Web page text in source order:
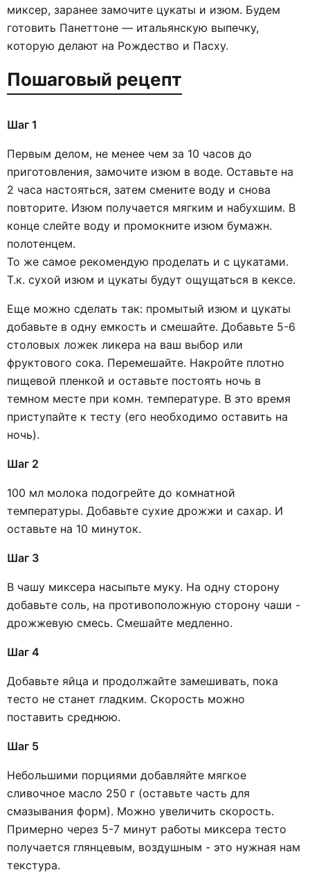
миксер, заранее замочите цукаты и изюм. Будем
готовить Панеттоне — итальянскую выпечку,
которую делают на Рождество и Пасху.
Пошаговый рецепт
Шаг 1
Первым делом, не менее чем за 10 часов до
приготовления, замочите изюм в воде. Оставьте на
2 часа настояться, затем смените воду и снова
повторите. Изюм получается мягким и набухшим. В
конце слейте воду и промокните изюм бумажн.
полотенцем.
То же самое рекомендую проделать и с цукатами.
Т.к. сухой изюм и цукаты будут ощущаться в кексе.
Еще можно сделать так: промытый изюм и цукаты
добавьте в одну емкость и смешайте. Добавьте 5-6
столовых ложек ликера на ваш выбор или
фруктового сока. Перемешайте. Накройте плотно
пищевой пленкой и оставьте постоять ночь в
темном месте при комн. температуре. В это время
приступайте к тесту (его необходимо оставить на
ночь).
Шаг 2
100 мл молока подогрейте до комнатной
температуры. Добавьте сухие дрожжи и сахар. И
оставьте на 10 минуток.
Шаг 3
В чашу миксера насыпьте муку. На одну сторону
добавьте соль, на противоположную сторону чаши -
дрожжевую смесь. Смешайте медленно.
Шаг 4
Добавьте яйца и продолжайте замешивать, пока
тесто не станет гладким. Скорость можно
поставить среднюю.
Шаг 5
Небольшими порциями добавляйте мягкое
сливочное масло 250 г (оставьте часть для
смазывания форм). Можно увеличить скорость.
Примерно через 5-7 минут работы миксера тесто
получается глянцевым, воздушным - это нужная нам
текстура.